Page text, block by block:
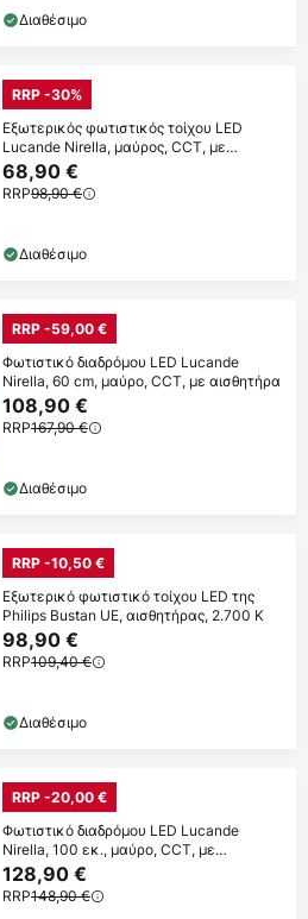
Διαθέσιμο
RRP -30%
Εξωτερικός φωτιστικός τοίχου LED
Lucande Nirella, μαύρος, CCT, με
αισθητήρα
68,90 €
RRP98,90 €
Διαθέσιμο
RRP -59,00 €
Φωτιστικό διαδρόμου LED Lucande
Nirella, 60 cm, μαύρο, CCT, με αισθητήρα
108,90 €
RRP167,90 €
Διαθέσιμο
RRP -10,50 €
Εξωτερικό φωτιστικό τοίχου LED της
Philips Bustan UE, αισθητήρας, 2.700 K
98,90 €
RRP109,40 €
Διαθέσιμο
RRP -20,00 €
Φωτιστικό διαδρόμου LED Lucande
Nirella, 100 εκ., μαύρο, CCT, με
αισθητήρα
128,90 €
RRP148,90 €